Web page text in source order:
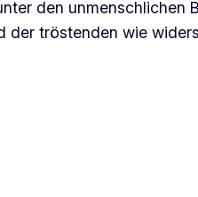
den
der tröstenden wie